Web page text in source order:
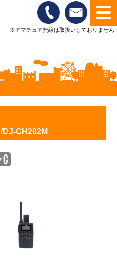
※アマチュア無線は取扱いしておりません
DJ-CH202M